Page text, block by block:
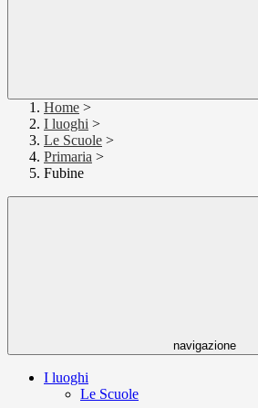
Home >
I luoghi >
Le Scuole >
Primaria >
Fubine
navigazione
I luoghi
Le Scuole